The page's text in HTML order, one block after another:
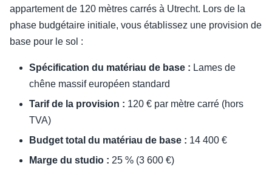
appartement de 120 mètres carrés à Utrecht. Lors de la
phase budgétaire initiale, vous établissez une provision de
base pour le sol :
Spécification du matériau de base : Lames de
chêne massif européen standard
Tarif de la provision : 120 € par mètre carré (hors
TVA)
Budget total du matériau de base : 14 400 €
Marge du studio : 25 % (3 600 €)